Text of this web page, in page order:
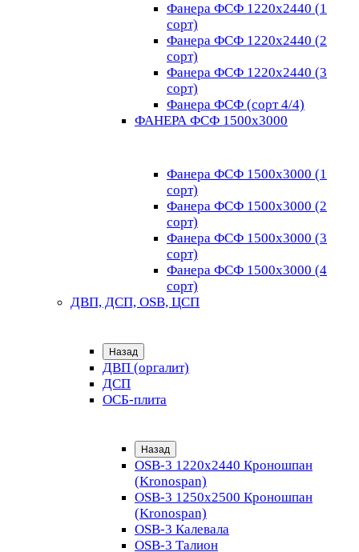
Фанера ФСФ 1220х2440 (1
сорт)
Фанера ФСФ 1220х2440 (2
сорт)
Фанера ФСФ 1220х2440 (3
сорт)
Фанера ФСФ (сорт 4/4)
ФАНЕРА ФСФ 1500х3000
Фанера ФСФ 1500х3000 (1
сорт)
Фанера ФСФ 1500х3000 (2
сорт)
Фанера ФСФ 1500х3000 (3
сорт)
Фанера ФСФ 1500х3000 (4
сорт)
ДВП, ДСП, OSB, ЦСП
Назад
ДВП (оргалит)
ДСП
ОСБ-плита
Назад
OSB-3 1220х2440 Кроношпан
(Kronospan)
OSB-3 1250х2500 Кроношпан
(Kronospan)
OSB-3 Калевала
OSB-3 Талион